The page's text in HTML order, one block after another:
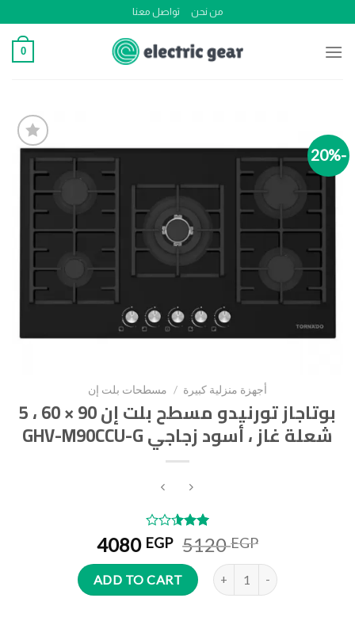
to
content
من نحن تواصل معنا
0
-20%
Add to
wishlist
أجهزة منزلية كبيرة / مسطحات بلت إن
بوتاجاز تورنيدو مسطح بلت إن 90 × 60 ، 5
شعلة غاز ، أسود زجاجي GHV-M90CCU-G
Rated
2.54
out of
based
1948
5120EGP
4080 EGP
بوتاجاز تورنيدو مسطح بلت إن 90 × 60 ، 5 شعلة غاز ، أسود زجاجي GHV-M90CCU-G quantityADD TO CART